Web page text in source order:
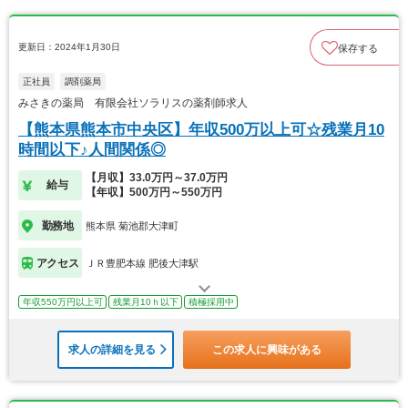
更新日：2024年1月30日 保存する
正社員 調剤薬局
みさきの薬局 有限会社ソラリスの薬剤師求人
【熊本県熊本市中央区】年収500万以上可☆残業月10
時間以下♪人間関係◎
給与
【月収】33.0万円～37.0万円
【年収】500万円～550万円
勤務地 熊本県 菊池郡大津町
アクセス ＪＲ豊肥本線 肥後大津駅
年収550万円以上可 残業月10ｈ以下 積極採用中
求人の詳細を見る この求人に興味がある